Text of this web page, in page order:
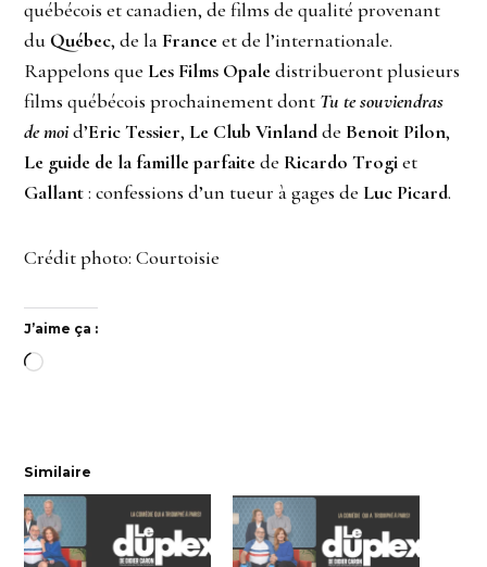
québécois et canadien, de films de qualité provenant
duQuébec, de la Franceet de l’internationale.
Rappelons que Les Films Opaledistribueront plusieurs
films québécois prochainement dont Tu te souviendras
de moid’Eric Tessier, Le Club Vinlandde Benoit Pilon,
Le guide de la famille parfaitede Ricardo Trogiet
Gallant: confessions d’un tueur à gages de Luc Picard.
Crédit photo: Courtoisie
J’aime ça :
Chargement…
Similaire